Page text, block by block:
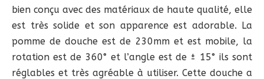
bien conçu avec des matériaux de haute qualité, elle
est très solide et son apparence est adorable. La
pomme de douche est de 230mm et est mobile, la
rotation est de 360° et l’angle est de ± 15° ils sont
réglables et très agréable à utiliser. Cette douche a